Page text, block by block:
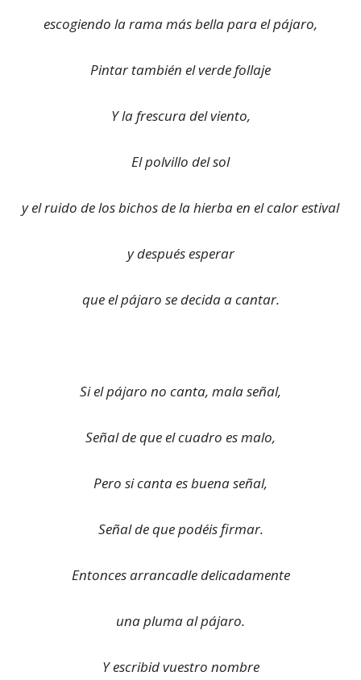
escogiendo la rama más bella para el pájaro,
Pintar también el verde follaje
Y la frescura del viento,
El polvillo del sol
y el ruido de los bichos de la hierba en el calor estival
y después esperar
que el pájaro se decida a cantar.
Si el pájaro no canta, mala señal,
Señal de que el cuadro es malo,
Pero si canta es buena señal,
Señal de que podéis firmar.
Entonces arrancadle delicadamente
una pluma al pájaro.
Y escribid vuestro nombre